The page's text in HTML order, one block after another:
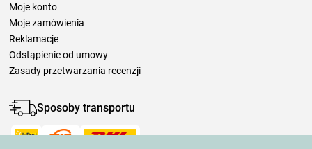
Moje konto
Moje zamówienia
Reklamacje
Odstąpienie od umowy
Zasady przetwarzania recenzji
Sposoby transportu